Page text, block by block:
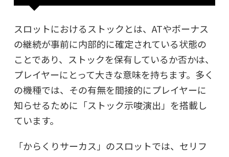
スロットにおけるストックとは、ATやボーナス
の継続が事前に内部的に確定されている状態の
ことであり、ストックを保有しているか否かは、
プレイヤーにとって大きな意味を持ちます。多く
の機種では、その有無を間接的にプレイヤーに
知らせるために「ストック示唆演出」を搭載し
ています。
「からくりサーカス」のスロットでは、セリフ